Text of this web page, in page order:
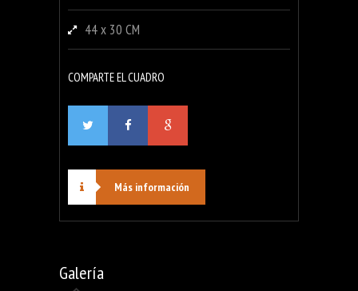
44 x 30 CM
COMPARTE EL CUADRO
Más información
Galería